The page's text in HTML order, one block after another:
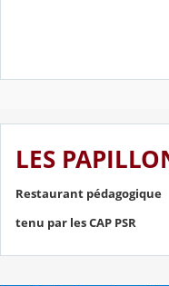
LES
Restaurant pédagogique
tenu par les CAP PSR